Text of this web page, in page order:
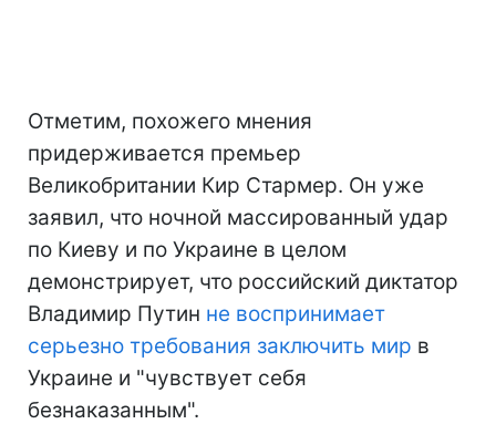
Отметим, похожего мнения
придерживается премьер
Великобритании Кир Стармер. Он уже
заявил, что ночной массированный удар
по Киеву и по Украине в целом
демонстрирует, что российский диктатор
Владимир Путин не воспринимает
серьезно требования заключить мир в
Украине и "чувствует себя
безнаказанным".